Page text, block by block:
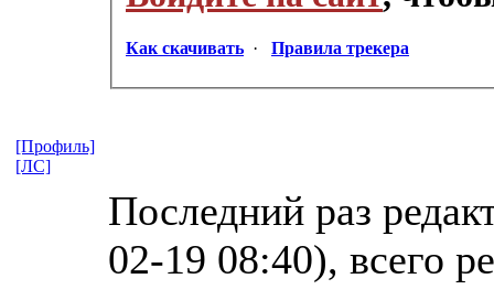
Как скачивать · Правила трекера
Последний раз
02-19 08:40), всего
[Профиль]
[ЛС]